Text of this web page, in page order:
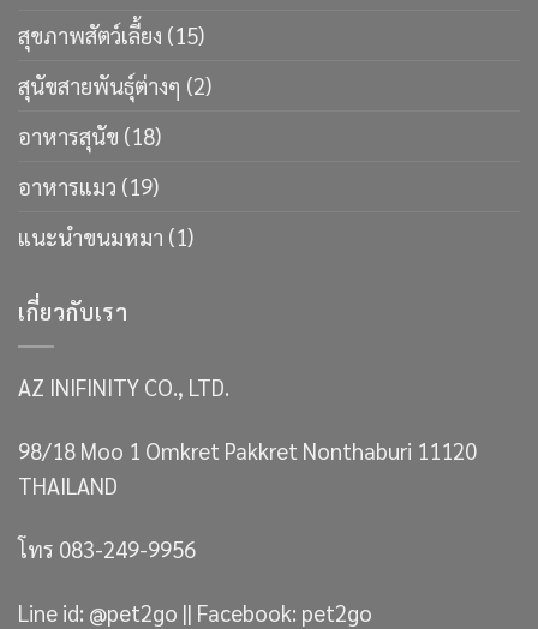
สุขภาพสัตว์เลี้ยง (15)
สุนัขสายพันธ์ุต่างๆ (2)
อาหารสุนัข (18)
อาหารแมว (19)
แนะนำขนมหมา (1)
เกี่ยวกับเรา
AZ INIFINITY CO., LTD.
98/18 Moo 1 Omkret Pakkret Nonthaburi 11120
THAILAND
โทร 083-249-9956
Line id: @pet2go || Facebook: pet2go